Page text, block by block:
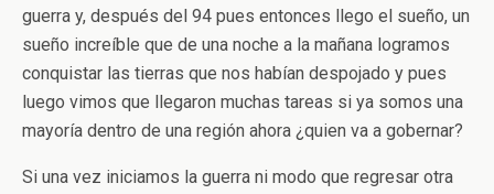
guerra y, después del 94 pues entonces llego el sueño, un
sueño increíble que de una noche a la mañana logramos
conquistar las tierras que nos habían despojado y pues
luego vimos que llegaron muchas tareas si ya somos una
mayoría dentro de una región ahora ¿quien va a gobernar?
Si una vez iniciamos la guerra ni modo que regresar otra